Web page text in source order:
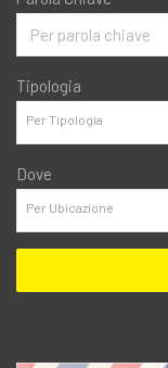
Tipologia
Dove